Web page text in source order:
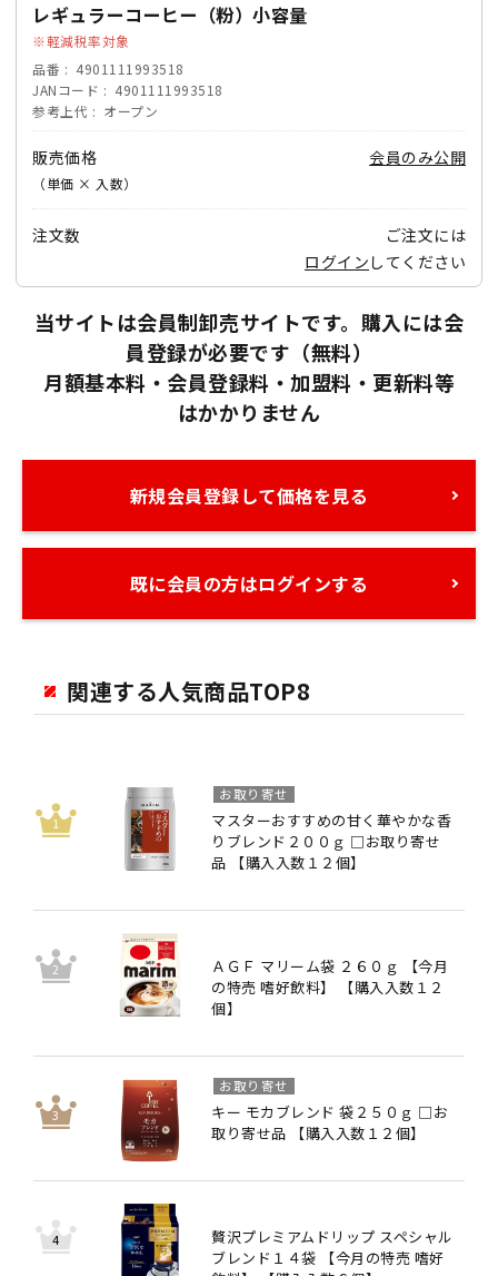
レギュラーコーヒー（粉）小容量
軽減税率対象
品番
4901111993518
JANコード
4901111993518
参考上代
オープン
販売価格
（単価 × 入数）
会員のみ公開
注文数
ご注文には
ログイン してください
当サイトは会員制卸売サイトです。購入には会
員登録が必要です（無料）
月額基本料・会員登録料・加盟料・更新料等
はかかりません
新規会員登録して価格を見る
既に会員の方はログインする
関連する人気商品TOP8
マスターおすすめの甘く華やかな香
りブレンド２００ｇ □お取り寄せ
品 【購入入数１２個】
お取り寄せ
ＡＧＦ マリーム袋 ２６０ｇ 【今月
の特売 嗜好飲料】 【購入入数１２
個】
キー モカブレンド 袋２５０ｇ □お
取り寄せ品 【購入入数１２個】
お取り寄せ
贅沢プレミアムドリップ スペシャル
ブレンド１４袋 【今月の特売 嗜好